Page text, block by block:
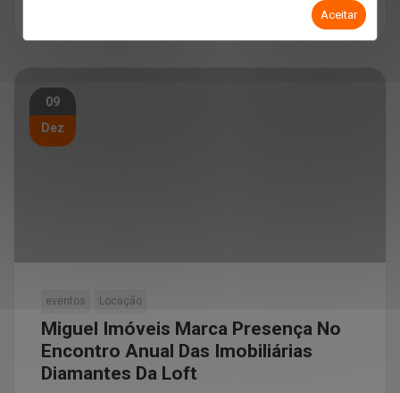
Aceitar
09
Dez
eventos Locação
Miguel Imóveis Marca Presença No
Encontro Anual Das Imobiliárias
Diamantes Da Loft